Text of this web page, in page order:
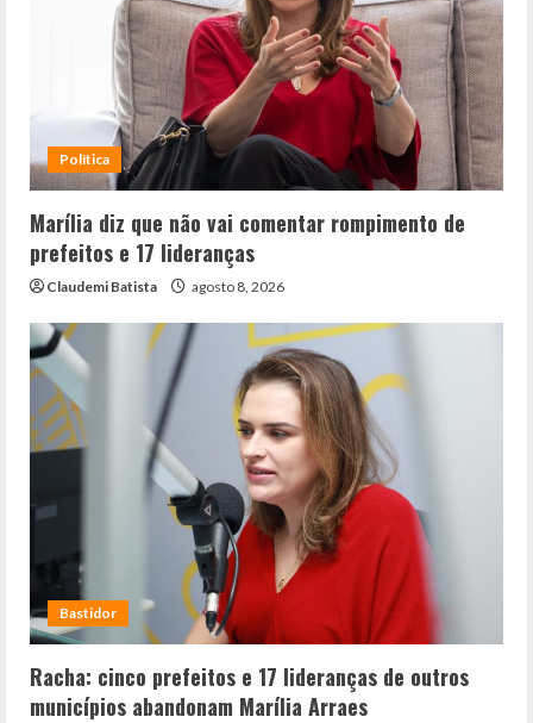
Política
Marília diz que não vai comentar rompimento de
prefeitos e 17 lideranças
Claudemi Batista agosto 8, 2026
Bastidor
Racha: cinco prefeitos e 17 lideranças de outros
municípios abandonam Marília Arraes